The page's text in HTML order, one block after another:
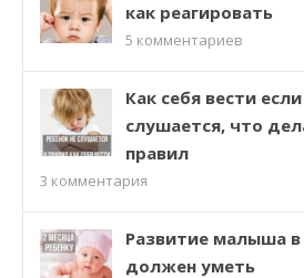
как реагировать
5 комментариев
Как себя вести
слушается, что
правил
3 комментария
Развитие малыша
должен уметь